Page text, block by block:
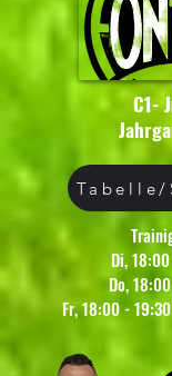
C1-
Di,
Do,
Fr, 18:00 -